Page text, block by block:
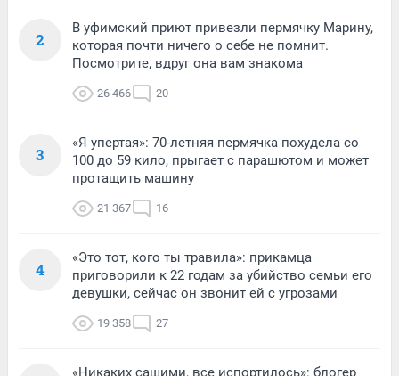
2
В уфимский приют привезли пермячку Марину,
которая почти ничего о себе не помнит.
Посмотрите, вдруг она вам знакома
26 466 20
3
«Я упертая»: 70-летняя пермячка похудела со
100 до 59 кило, прыгает с парашютом и может
протащить машину
21 367 16
4
«Это тот, кого ты травила»: прикамца
приговорили к 22 годам за убийство семьи его
девушки, сейчас он звонит ей с угрозами
19 358 27
«Никаких сашими, все испортилось»: блогер